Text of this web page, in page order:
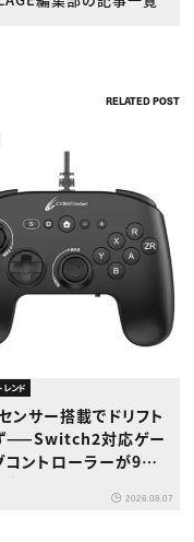
RELATED POST
レンド
ンサー搭載でドリフト
——Switch2対応ゲー
コントローラーが9月
2026.08.07